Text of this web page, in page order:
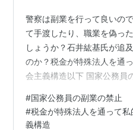
道路公団、ファミリー
円の税金が特殊法人を
る社会主義構造
警察は副業を行って良いの
て手渡したり、職業を偽っ
しょうか？石井紘基氏が追
のか？税金が特殊法人を通
会主義構造以下 国家公務員
団体の役員等との兼業や自
れは、国家公務員法第103
#国家公務員の副業の禁止
#税金が特殊法人を通って
義構造